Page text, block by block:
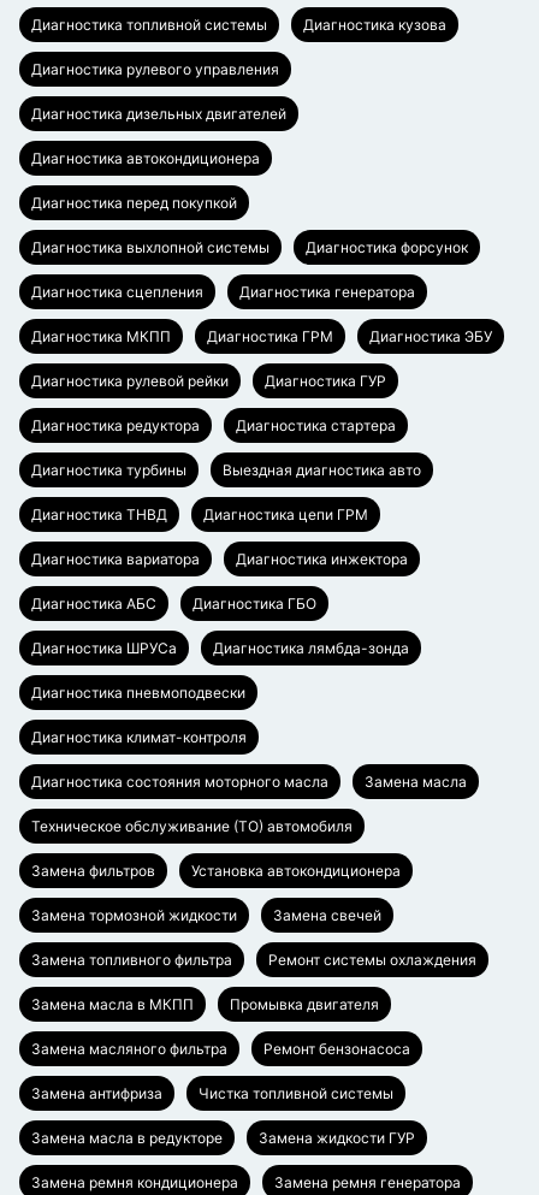
Диагностика топливной системы Диагностика кузова
Диагностика рулевого управления
Диагностика дизельных двигателей
Диагностика автокондиционера
Диагностика перед покупкой
Диагностика выхлопной системы Диагностика форсунок
Диагностика сцепления Диагностика генератора
Диагностика МКПП Диагностика ГРМ Диагностика ЭБУ
Диагностика рулевой рейки Диагностика ГУР
Диагностика редуктора Диагностика стартера
Диагностика турбины Выездная диагностика авто
Диагностика ТНВД Диагностика цепи ГРМ
Диагностика вариатора Диагностика инжектора
Диагностика АБС Диагностика ГБО
Диагностика ШРУСа Диагностика лямбда-зонда
Диагностика пневмоподвески
Диагностика климат-контроля
Диагностика состояния моторного масла Замена масла
Техническое обслуживание (ТО) автомобиля
Замена фильтров Установка автокондиционера
Замена тормозной жидкости Замена свечей
Замена топливного фильтра Ремонт системы охлаждения
Замена масла в МКПП Промывка двигателя
Замена масляного фильтра Ремонт бензонасоса
Замена антифриза Чистка топливной системы
Замена масла в редукторе Замена жидкости ГУР
Замена ремня кондиционера Замена ремня генератора